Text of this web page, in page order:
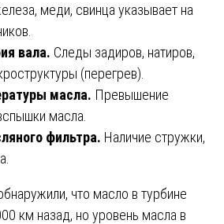
меди, свинца указывает на
вала. Следы задиров, натиров,
(перегрев).
масла. Превышение
масла.
фильтра. Наличие стружки,
что масло в турбине
км назад, но уровень масла в